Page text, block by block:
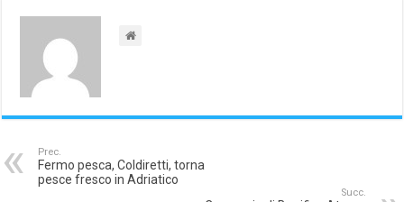
Prec.
Fermo pesca, Coldiretti, torna
pesce fresco in Adriatico
Succ.